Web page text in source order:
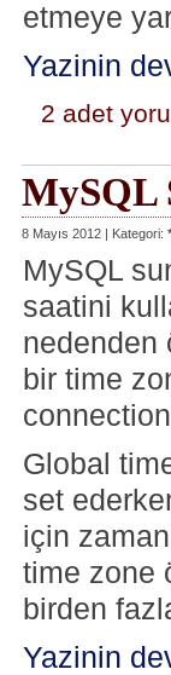
etmeye
Yazinin
2 adet
MySQL
8 Mayıs 2012 | Kategori:
MySQL
saatini
nedenden
bir time
Global
set
için
time zone
birden
Yazinin